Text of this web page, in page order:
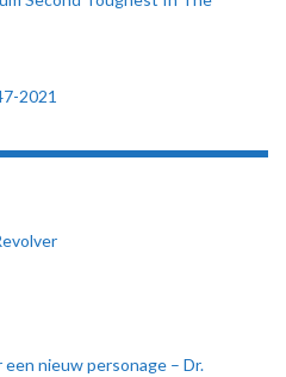
2021
nieuw personage – Dr.